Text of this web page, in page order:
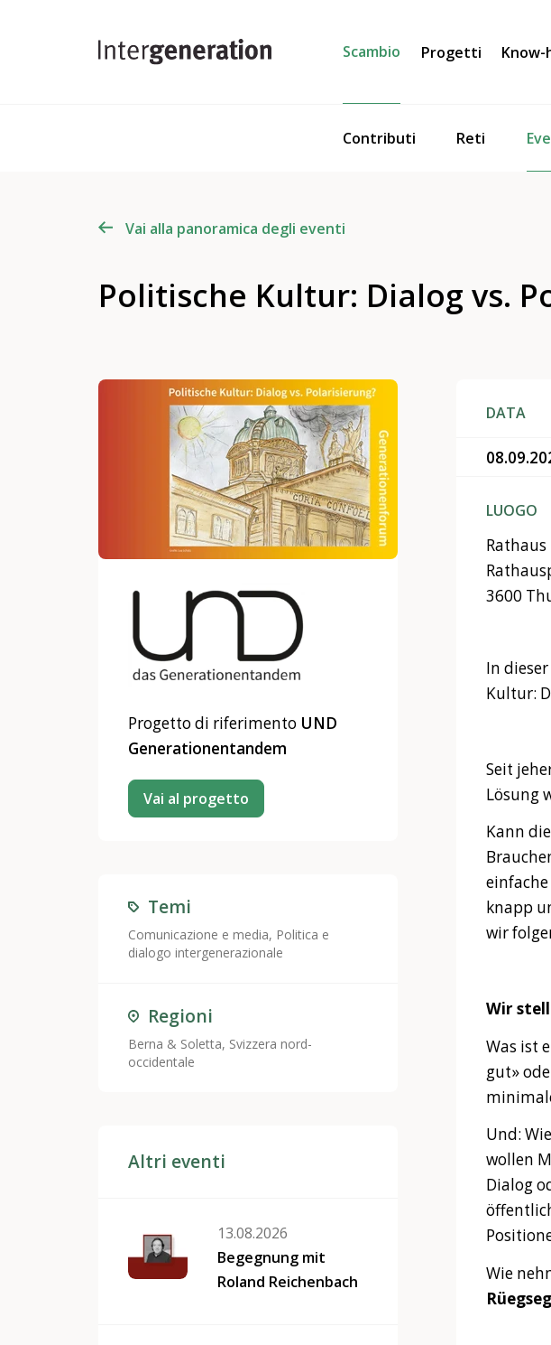
Scambio
Contributi Reti
Progetti Know-
Vai alla panoramica degli eventi
Politische Kultur: Dialog vs.
Progetto di riferimento UND
Generationentandem
Vai al progetto
Temi
Comunicazione e media, Politica e
dialogo intergenerazionale
Regioni
Berna & Soletta, Svizzera nord-
occidentale
Altri eventi
13.08.2026
Begegnung mit
Roland Reichenbach
DATA
LUOGO
3600
In
Kultur:
Seit
Lösung
Kann
knapp
wir
Wir
Was ist
gut»
Und:
wollen
Dialog
Wie